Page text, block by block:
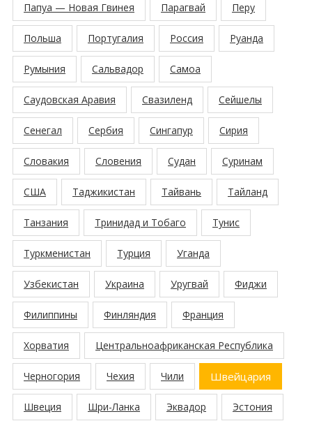
Папуа — Новая Гвинея Парагвай Перу
Польша Португалия Россия Руанда
Румыния Сальвадор Самоа
Саудовская Аравия Свазиленд Сейшелы
Сенегал Сербия Сингапур Сирия
Словакия Словения Судан Суринам
США Таджикистан Тайвань Тайланд
Танзания Тринидад и Тобаго Тунис
Туркменистан Турция Уганда
Узбекистан Украина Уругвай Фиджи
Филиппины Финляндия Франция
Хорватия Центральноафриканская Республика
Черногория Чехия Чили Швейцария
Швеция Шри-Ланка Эквадор Эстония